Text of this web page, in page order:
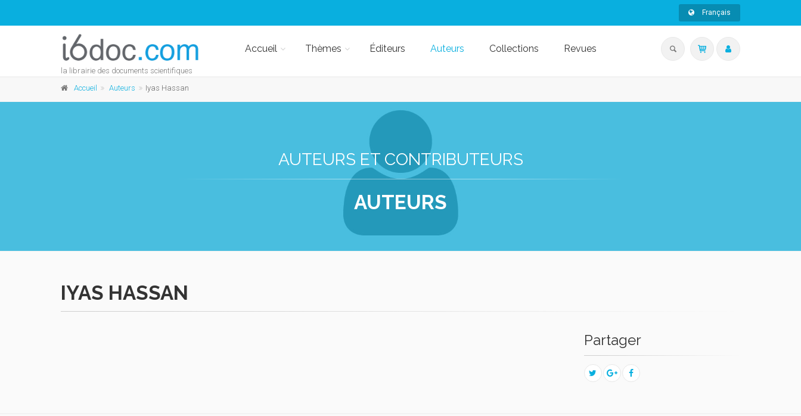
Français
la librairie des documents scientifiques
Accueil Thèmes Éditeurs Auteurs Collections Revues
Accueil Auteurs Iyas Hassan
AUTEURS ET CONTRIBUTEURS
AUTEURS
IYAS HASSAN
Partager